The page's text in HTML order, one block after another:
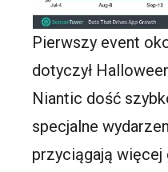
Pierwszy event
dotyczył
Niantic dość
specjalne
przyciągają więcej